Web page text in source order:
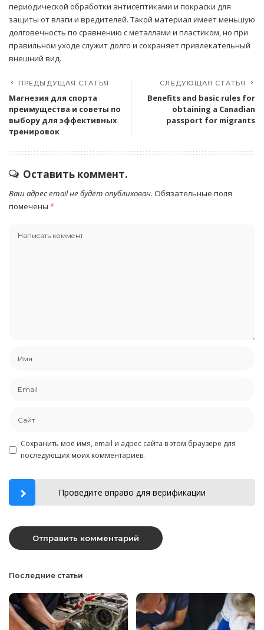
периодической обработки антисептиками и покраски для
защиты от влаги и вредителей. Такой материал имеет меньшую
долговечность по сравнению с металлами и пластиком, но при
правильном уходе служит долго и сохраняет привлекательный
внешний вид.
ПРЕДЫДУЩАЯ СТАТЬЯ
Магнезия для спорта
преимущества и советы по
выбору для эффективных
тренировок
СЛЕДУЮЩАЯ СТАТЬЯ
Benefits and basic rules for
obtaining a Canadian
passport for migrants
Оставить коммент.
Ваш адрес email не будет опубликован. Обязательные поля
помечены *
Сохранить моё имя, email и адрес сайта в этом браузере для
последующих моих комментариев.
Проведите вправо для верификации
Последние статьи